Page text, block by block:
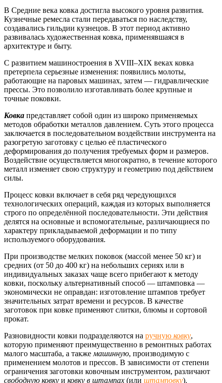
В Средние века ковка достигла высокого уровня развития.
Кузнечные ремесла стали передаваться по наследству,
создавались гильдии кузнецов. В этот период активно
развивалась художественная ковка, применявшаяся в
архитектуре и быту.
С развитием машиностроения в XVIII–XIX веках ковка
претерпела серьезные изменения: появились молоты,
работающие на паровых машинах, затем — гидравлические
прессы. Это позволило изготавливать более крупные и
точные поковки.
Ковка представляет собой один из широко применяемых
методов обработки металлов давлением. Суть этого процесса
заключается в последовательном воздействии инструмента на
разогретую заготовку с целью её пластического
деформирования до получения требуемых форм и размеров.
Воздействие осуществляется многократно, в течение которого
металл изменяет свою структуру и геометрию под действием
силы.
Процесс ковки включает в себя ряд чередующихся
технологических операций, каждая из которых выполняется
строго по определённой последовательности. Эти действия
делятся на основные и вспомогательные, различающиеся по
характеру прикладываемой деформации и по типу
используемого оборудования.
При производстве мелких поковок (массой менее 50 кг) и
средних (от 50 до 400 кг) на небольших сериях или в
индивидуальных заказах чаще всего прибегают к методу
ковки, поскольку альтернативный способ — штамповка —
экономически не оправдан: изготовление штампов требует
значительных затрат времени и ресурсов. В качестве
заготовок при ковке применяют слитки, блюмы и сортовой
прокат.
Разновидности ковки подразделяются на ручную ковку,
которую применяют преимущественно в ремонтных работах
малого масштаба, а также машинную, производимую с
применением молотов и прессов. В зависимости от степени
ограничения заготовки ковочным инструментом, различают
свободную ковку и ковку в штампах (или штамповку).